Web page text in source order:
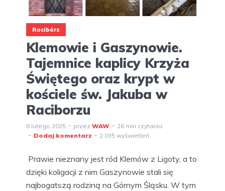
Racibórz
Klemowie i Gaszynowie.
Tajemnice kaplicy Krzyża
Świętego oraz krypt w
kościele św. Jakuba w
Raciborzu
8 lutego 2025 przez WAW
26 min czytania
Dodaj komentarz
2 035 wyświetleń
Prawie nieznany jest ród Klemów z Ligoty, a to
dzięki koligacji z nim Gaszynowie stali się
najbogatszą rodziną na Górnym Śląsku. W tym